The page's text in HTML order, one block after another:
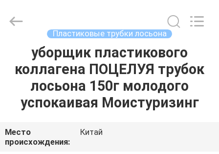
ДОМ
ПРОДУКТЫ
НАС
Copyright
emptycosmetictube.com.
Пластиковые трубки лосьона
уборщик пластикового
коллагена ПОЦЕЛУЯ трубок
лосьона 150г молодого
успокаивая Моистуризинг
Место
происхождения:
Китай